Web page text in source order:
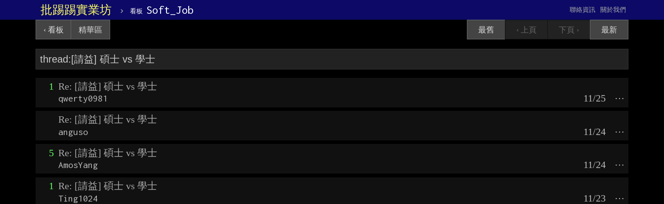
批踢踢實業坊 › 看板 Soft_Job 關於我們
聯絡資訊
‹ 看板 精華區 最舊 ‹ 上頁 下頁 › 最新
1 Re: [請益] 碩士 vs 學士
qwerty0981 ⋯
11/25
Re: [請益] 碩士 vs 學士
anguso ⋯
11/24
5 Re: [請益] 碩士 vs 學士
AmosYang ⋯
11/24
1 Re: [請益] 碩士 vs 學士
Ting1024 ⋯
11/23